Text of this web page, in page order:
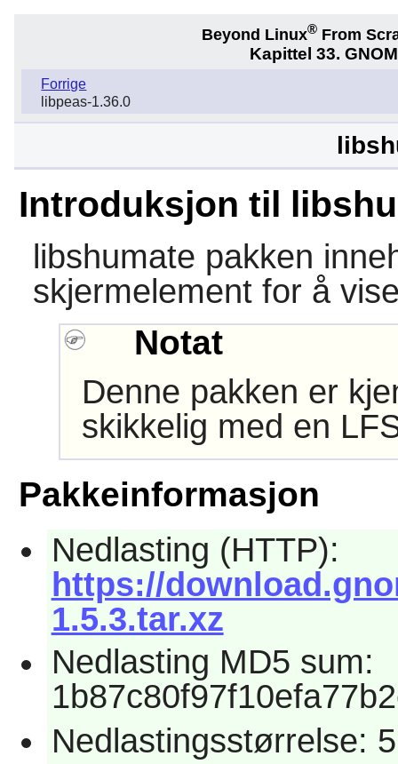
Beyond Linux®From
Kapittel 33.
Forrige
libpeas-1.36.0
Introduksjon til
libshumate pakken
skjermelement for å
Notat
Denne pakken er
skikkelig med en
Pakkeinformasjon
Nedlasting (HTTP):
https://
1.5.3.tar.xz
Nedlasting MD5 sum:
Nedlastingsstørrelse: